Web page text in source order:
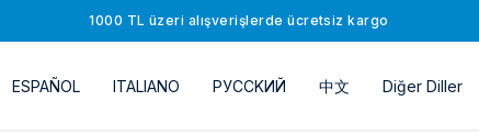
1000 TL üzeri alışverişlerde ücretsiz kargo
ESPAÑOL ITALIANO РУССKИЙ 中文 Diğer Diller